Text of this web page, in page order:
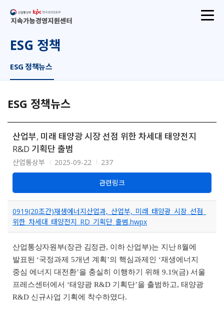
산업통상부
지속가능경영지원센터
ESG 정책
ESG 정책뉴스
ESG 정책뉴스
산업부, 미래 태양광 시장 선점 위한 차세대 태양전지
R&D 기획단 출범
산업통상부 2025-09-22 237
관련링크
0919(20조간)재생에너지산업과,_산업부,_미래_태양광_시장_선점_
위한_차세대_태양전지_RD_기획단_출범.hwpx
산업통상자원부(장관 김정관, 이하 산업부)는 지난8월에
발표된 ‘국정과제 5개년 계획’의 핵심과제인 ‘재생에너지
중심 에너지 대전환’을 충실히 이행하기 위해 9.19(금) 서울
프레스센터에서 ‘태양광 R&D 기획단’을 출범하고, 태양광
R&D 신규사업 기획에 착수하였다.